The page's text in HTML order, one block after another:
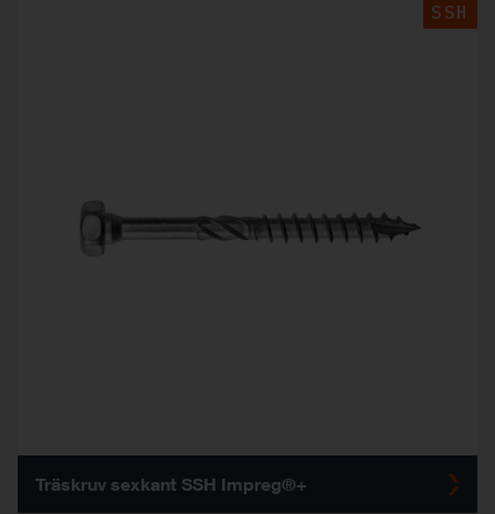
SSH
Träskruv sexkant SSH Impreg®+